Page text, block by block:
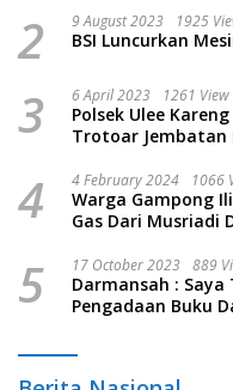
2 9 August 2023 1925
BSI Luncurkan
3 6 April 2023 1261 View
Polsek Ulee
Trotoar Jembatan
4 4 February 2024 1066
Warga Gampong
Gas Dari Musriadi
5 17 October 2023 889
Darmansah :
Pengadaan Buku